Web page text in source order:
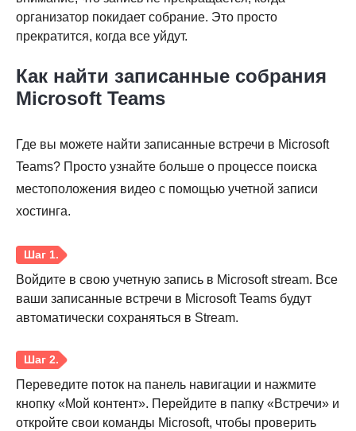
организатор покидает собрание. Это просто
прекратится, когда все уйдут.
Как найти записанные собрания
Microsoft Teams
Где вы можете найти записанные встречи в Microsoft
Teams? Просто узнайте больше о процессе поиска
местоположения видео с помощью учетной записи
хостинга.
Войдите в свою учетную запись в Microsoft stream. Все
ваши записанные встречи в Microsoft Teams будут
автоматически сохраняться в Stream.
Переведите поток на панель навигации и нажмите
кнопку «Мой контент». Перейдите в папку «Встречи» и
откройте свои команды Microsoft, чтобы проверить